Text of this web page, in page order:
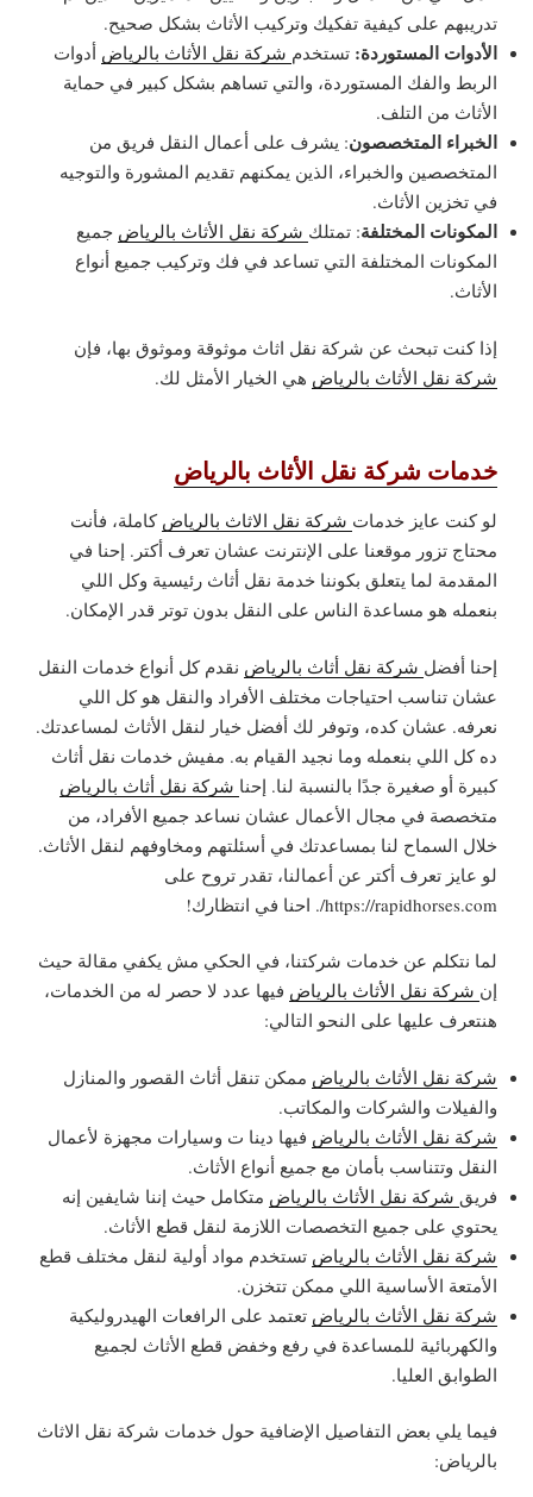
تدريبهم على كيفية تفكيك وتركيب الأثاث بشكل صحيح.
الأدوات المستوردة: تستخدم شركة نقل الأثاث بالرياض أدوات
الربط والفك المستوردة، والتي تساهم بشكل كبير في حماية
الأثاث من التلف.
الخبراء المتخصصون: يشرف على أعمال النقل فريق من
المتخصصين والخبراء، الذين يمكنهم تقديم المشورة والتوجيه
في تخزين الأثاث.
المكونات المختلفة: تمتلك شركة نقل الأثاث بالرياض جميع
المكونات المختلفة التي تساعد في فك وتركيب جميع أنواع
الأثاث.
إذا كنت تبحث عن شركة نقل اثاث موثوقة وموثوق بها، فإن
شركة نقل الأثاث بالرياض هي الخيار الأمثل لك.
خدمات شركة نقل الأثاث بالرياض
لو كنت عايز خدمات شركة نقل الاثاث بالرياض كاملة، فأنت
محتاج تزور موقعنا على الإنترنت عشان تعرف أكتر. إحنا في
المقدمة لما يتعلق بكوننا خدمة نقل أثاث رئيسية وكل اللي
بنعمله هو مساعدة الناس على النقل بدون توتر قدر الإمكان.
إحنا أفضل شركة نقل أثاث بالرياض نقدم كل أنواع خدمات النقل
عشان تناسب احتياجات مختلف الأفراد والنقل هو كل اللي
نعرفه. عشان كده، وتوفر لك أفضل خيار لنقل الأثاث لمساعدتك.
ده كل اللي بنعمله وما نجيد القيام به. مفيش خدمات نقل أثاث
كبيرة أو صغيرة جدًا بالنسبة لنا. إحنا شركة نقل أثاث بالرياض
متخصصة في مجال الأعمال عشان نساعد جميع الأفراد، من
خلال السماح لنا بمساعدتك في أسئلتهم ومخاوفهم لنقل الأثاث.
لو عايز تعرف أكتر عن أعمالنا، تقدر تروح على
https://rapidhorses.com/. احنا في انتظارك!
لما نتكلم عن خدمات شركتنا، في الحكي مش يكفي مقالة حيث
إن شركة نقل الأثاث بالرياض فيها عدد لا حصر له من الخدمات،
هنتعرف عليها على النحو التالي:
شركة نقل الأثاث بالرياض ممكن تنقل أثاث القصور والمنازل
والفيلات والشركات والمكاتب.
شركة نقل الأثاث بالرياض فيها دينا ت وسيارات مجهزة لأعمال
النقل وتتناسب بأمان مع جميع أنواع الأثاث.
فريق شركة نقل الأثاث بالرياض متكامل حيث إننا شايفين إنه
يحتوي على جميع التخصصات اللازمة لنقل قطع الأثاث.
شركة نقل الأثاث بالرياض تستخدم مواد أولية لنقل مختلف قطع
الأمتعة الأساسية اللي ممكن تتخزن.
شركة نقل الأثاث بالرياض تعتمد على الرافعات الهيدروليكية
والكهربائية للمساعدة في رفع وخفض قطع الأثاث لجميع
الطوابق العليا.
فيما يلي بعض التفاصيل الإضافية حول خدمات شركة نقل الاثاث
بالرياض: